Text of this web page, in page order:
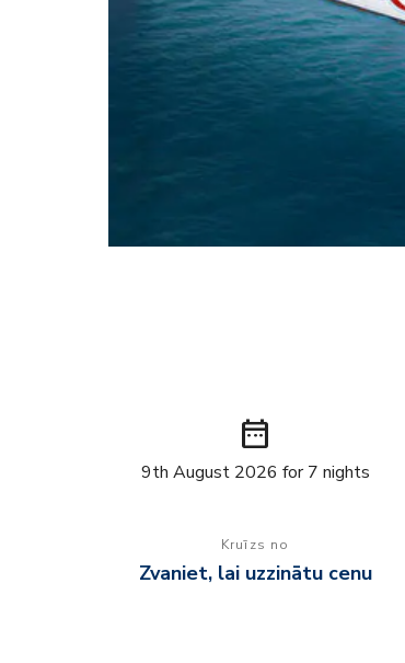
date_range
9th August 2026 for 7 nights
Kruīzs no
Zvaniet, lai uzzinātu cenu